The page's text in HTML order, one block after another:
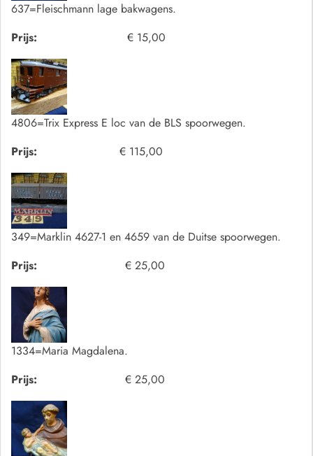
637=Fleischmann lage bakwagens.
Prijs:
€ 15,00
4806=Trix Express E loc van de BLS spoorwegen.
Prijs:
€ 115,00
349=Marklin 4627-1 en 4659 van de Duitse spoorwegen.
Prijs:
€ 25,00
1334=Maria Magdalena.
Prijs:
€ 25,00